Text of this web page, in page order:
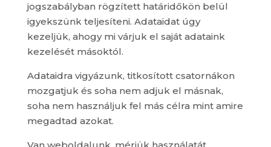
jogszabályban rögzített határidőkön belül
igyekszünk teljesíteni. Adataidat úgy
kezeljük, ahogy mi várjuk el saját adataink
kezelését másoktól.
Adataidra vigyázunk, titkosított csatornákon
mozgatjuk és soha nem adjuk el másnak,
soha nem használjuk fel más célra mint amire
megadtad azokat.